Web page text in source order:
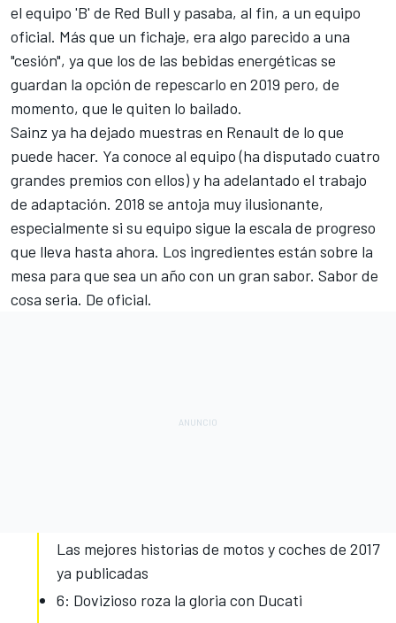
el equipo 'B' de Red Bull y pasaba, al fin, a un equipo
oficial. Más que un fichaje, era algo parecido a una
"cesión", ya que los de las bebidas energéticas se
guardan la opción de repescarlo en 2019 pero, de
momento, que le quiten lo bailado.
Sainz ya ha dejado muestras en Renault de lo que
puede hacer. Ya conoce al equipo (ha disputado cuatro
grandes premios con ellos) y ha adelantado el trabajo
de adaptación. 2018 se antoja muy ilusionante,
especialmente si su equipo sigue la escala de progreso
que lleva hasta ahora. Los ingredientes están sobre la
mesa para que sea un año con un gran sabor. Sabor de
cosa seria. De oficial.
Las mejores historias de motos y coches de 2017
ya publicadas
6: Dovizioso roza la gloria con Ducati